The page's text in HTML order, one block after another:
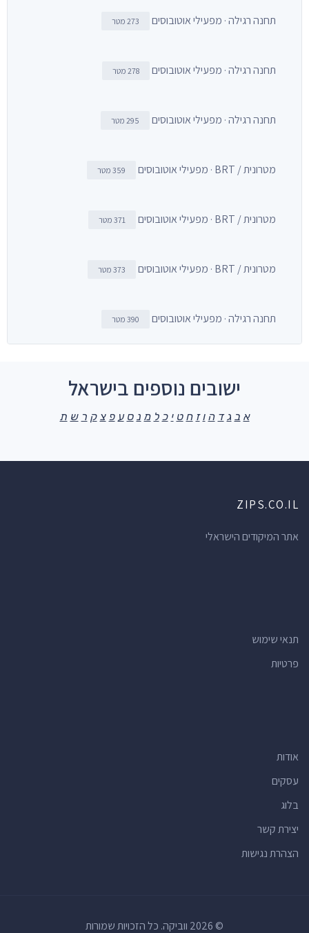
תחנה רגילה · מפעילי אוטובוסים 273 מטר
תחנה רגילה · מפעילי אוטובוסים 278 מטר
תחנה רגילה · מפעילי אוטובוסים 295 מטר
מטרונית / BRT · מפעילי אוטובוסים 359 מטר
מטרונית / BRT · מפעילי אוטובוסים 371 מטר
מטרונית / BRT · מפעילי אוטובוסים 373 מטר
תחנה רגילה · מפעילי אוטובוסים 390 מטר
ישובים נוספים בישראל
א ב ג ד ה ו ז ח ט י כ ל מ נ ס ע פ צ ק ר ש ת
ZIPS.CO.IL
אתר המיקודים הישראלי
תנאי שימוש
פרטיות
אודות
עסקים
בלוג
יצירת קשר
הצהרת נגישות
© 2026 ווביקה. כל הזכויות שמורות